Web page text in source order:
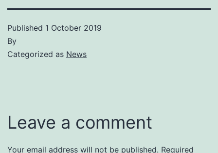
Published 1 October 2019
By
Categorized as News
Leave a comment
Your email address will not be published. Required